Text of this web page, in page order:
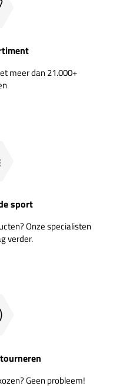
meer dan 21.000+
sport
Onze specialisten
verder.
Geen probleem!